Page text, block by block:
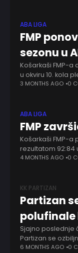
ABA LIGA
FMP
sezonu u
Košarkaši FMP-a
u okviru 10. kola
domaćem terenu
3 MONTHS AGO 0
ABA LIGA
FMP
Košarkaši FMP-a
rezultatom 92:84
Panteri su tako
4 MONTHS AGO 0
KK PARTIZAN
Partizan
polufinale
Sjajno poslednje
Partizan se
22:18, 16:27,
6 MONTHS AGO 0